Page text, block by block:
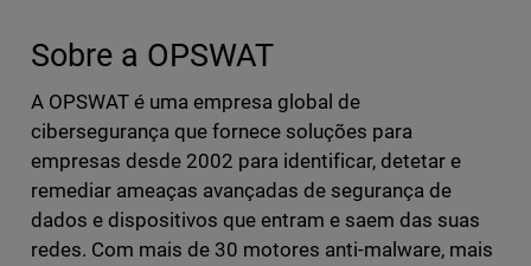
Sobre a OPSWAT
A OPSWAT é uma empresa global de
cibersegurança que fornece soluções para
empresas desde 2002 para identificar, detetar e
remediar ameaças avançadas de segurança de
dados e dispositivos que entram e saem das suas
redes. Com mais de 30 motores anti-malware, mais